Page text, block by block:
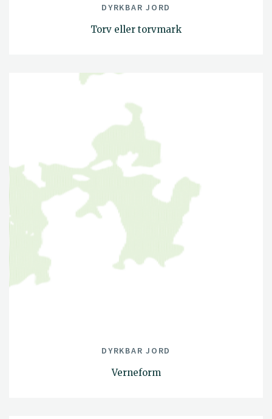
DYRKBAR JORD
Torv eller torvmark
DYRKBAR JORD
Verneform